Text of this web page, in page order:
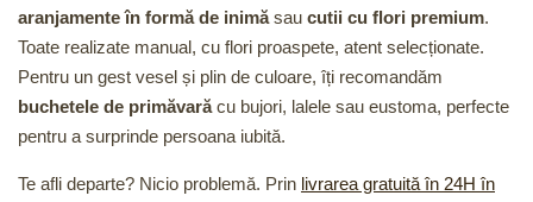
aranjamente în formă de inimăsau cutii cu flori premium.
Toate realizate manual, cu flori proaspete, atent selecționate.
Pentru un gest vesel și plin de culoare, îți recomandăm
buchetele de primăvarăcu bujori, lalele sau eustoma, perfecte
pentru a surprinde persoana iubită.
Te afli departe? Nicio problemă. Prin livrarea gratuită în 24H în